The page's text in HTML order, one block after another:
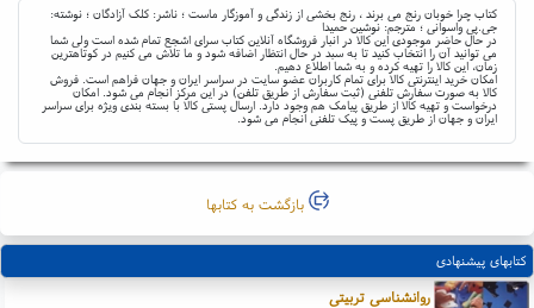
کتاب چرا خوبان رنج می برند ، رنج بخشی از زندگی و آموزگار ماست ؛ ناشر: کلک آزادگان ؛ نوشته:
جی.پی واسوانی ؛ مترجم: نوشین حمیدا
در حال حاضر موجودی این کالا در انبار فروشگاه آنلاین کتاب سرای اشجع تمام شده است ولی شما
می توانید آن را انتخاب کنید تا به سبد در حال انتظار اضافه شود و ما تلاش می کنیم در کوتاهترین
زمان، این کالا را تهیه کرده و به شما اطلاع دهیم.
امکان خرید اینترنتی کالا برای تمام کاربران عضو سایت در سراسر ایران و جهان فراهم است. فروش
کالا به صورت سفارش تلفنی (ثبت سفارش از طریق تلفن) در این مرکز انجام می شود. امکان
درخواست و تهیه کالا از طریق پیامک هم وجود دارد. ارسال پستی کالا با بسته بندی ویژه برای سراسر
ایران و جهان از طریق پست و پیک تلفنی انجام می شود.
بازگشت به کتابها
کتابهای پیشنهادی
روانشناسی تربیتی